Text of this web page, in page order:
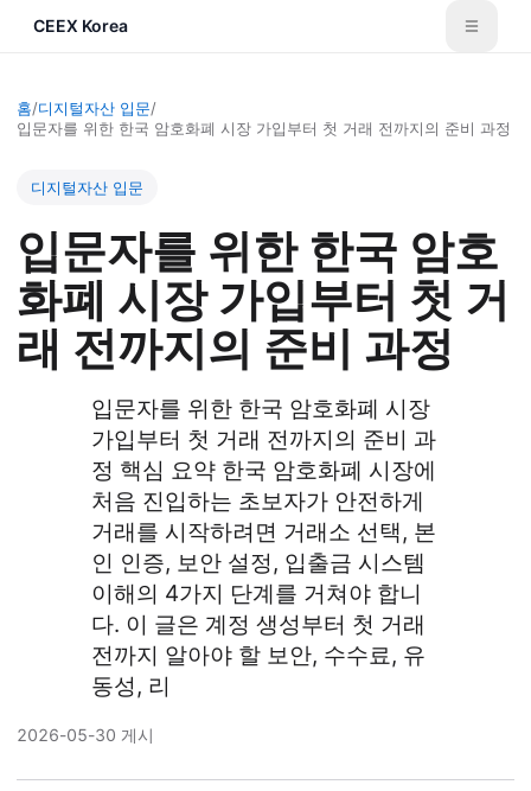
CEEX Korea
홈/디지털자산 입문/
입문자를 위한 한국 암호화폐 시장 가입부터 첫 거래 전까지의 준비 과정
디지털자산 입문
입문자를 위한 한국 암호
화폐 시장 가입부터 첫 거
래 전까지의 준비 과정
입문자를 위한 한국 암호화폐 시장
가입부터 첫 거래 전까지의 준비 과
정 핵심 요약 한국 암호화폐 시장에
처음 진입하는 초보자가 안전하게
거래를 시작하려면 거래소 선택, 본
인 인증, 보안 설정, 입출금 시스템
이해의 4가지 단계를 거쳐야 합니
다. 이 글은 계정 생성부터 첫 거래
전까지 알아야 할 보안, 수수료, 유
동성, 리
2026-05-30 게시